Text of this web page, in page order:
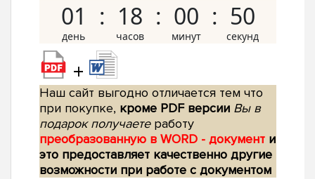
01 18 00 49
+
Наш сайт выгодно отличается тем что
при покупке, кроме PDF версии Вы в
подарок получаетеработу
преобразованную в WORD - документ и
это предоставляет качественно другие
возможности при работе с документом